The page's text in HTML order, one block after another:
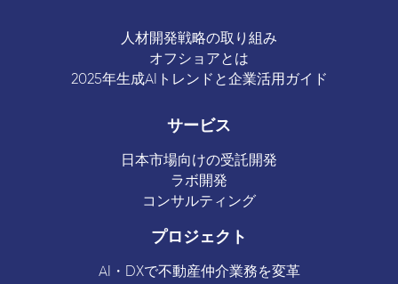
人材開発戦略の取り組み
オフショアとは
2025年生成AIトレンドと企業活用ガイド
サービス
日本市場向けの受託開発
ラボ開発
コンサルティング
プロジェクト
AI・DXで不動産仲介業務を変革